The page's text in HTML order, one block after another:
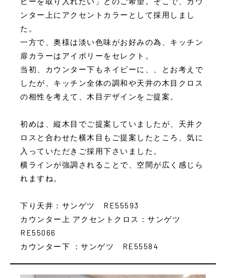
ンター上にアクセントカラーとして採用しまし
た。
一方で、奥様は淡い色味がお好みの為、キッチン
扉カラーはアイボリーをセレクト。
当初、カウンター下もネイビーに、、とお考えで
したが、キッチン全体の調和や天井の木目クロス
の相性を考えて、木目デザインをご提案。
初めは、縦木目でご提案していましたが、天井ク
ロスと合わせた横木目もご提案したところ、気に
入っていただきご採用下さいました。
横ラインが強調されることで、空間が広く感じら
れますね。
下り天井：サンゲツ RE55593
カウンター上 アクセントクロス：サンゲツ
RE55066
カウンター下 ：サンゲツ RE55584